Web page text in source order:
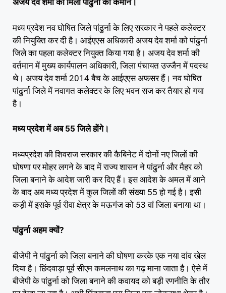
अजय देव शर्मा को मिली पांढुर्ना की कमान।
मध्य प्रदेश नव घोषित जिले पांढुर्ना के लिए सरकार ने पहले कलेक्टर
की नियुक्ति कर दी है। आईएएस अधिकारी अजय देव शर्मा को पांढुर्ना
जिले का पहला कलेक्टर नियुक्त किया गया है। अजय देव शर्मा की
वर्तमान में मुख्य कार्यपालन अधिकारी, जिला पंचायत उज्जैन में पदस्थ
थे। अजय देव शर्मा 2014 बैच के आईएएस अफसर हैं। नव घोषित
पांढुर्ना जिले में नवागत कलेक्टर के लिए भवन सज कर तैयार हो गया
है।
मध्य प्रदेश में अब 55 जिले होंगे।
मध्यप्रदेश की शिवराज सरकार की कैबिनेट में दोनों नए जिलों की
घोषणा पर मोहर लगने के बाद में राज्य शासन ने पांढुर्ना और मैहर को
जिला बनाने के आदेश जारी कर दिए हैं। इस आदेश के अमल में आने
के बाद अब मध्य प्रदेश में कुल जिलों की संख्या 55 हो गई है। इसी
कड़ी में इसके पूर्व रीवा क्षेत्र के मऊगंज को 53 वां जिला बनाया था।
पांढुर्ना अहम क्यों?
बीजेपी ने पांढुर्ना को जिला बनाने की घोषणा करके एक नया दांव खेल
दिया है। छिंदवाड़ा पूर्व सीएम कमलनाथ का गढ़ माना जाता है। ऐसे में
बीजेपी के पांढुर्ना को जिला बनाने की कवायद को बड़ी रणनीति के तौर